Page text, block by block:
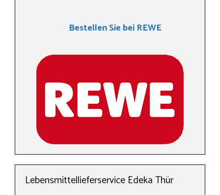
Bestellen Sie bei REWE
Lebensmittellieferservice Edeka Thür